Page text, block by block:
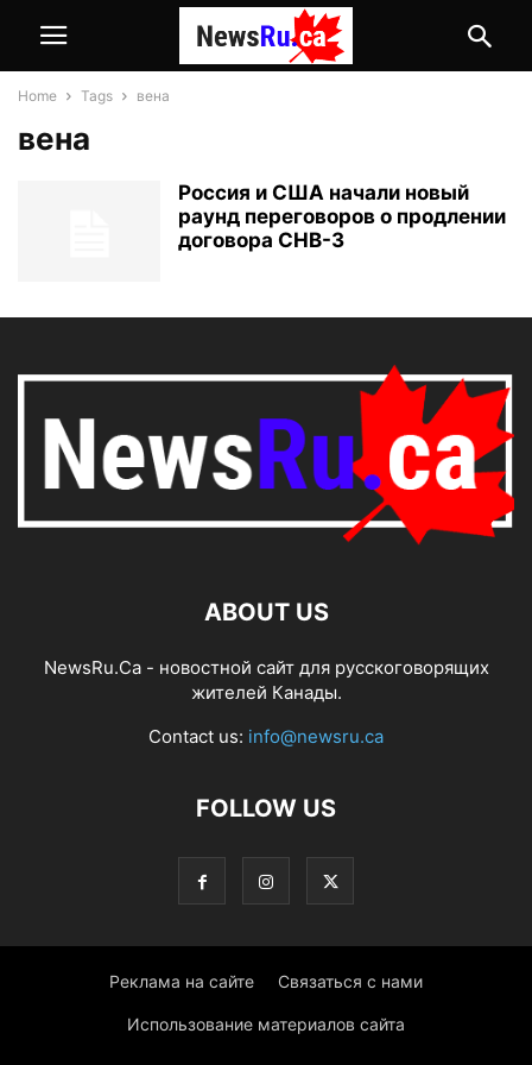
Home Tags вена
вена
Россия и США начали новый
раунд переговоров о продлении
договора СНВ-3
ABOUT US
NewsRu.Ca - новостной сайт для русскоговорящих
жителей Канады.
Contact us: info@newsru.ca
FOLLOW US
Реклама на сайте Связаться с нами
Использование материалов сайта